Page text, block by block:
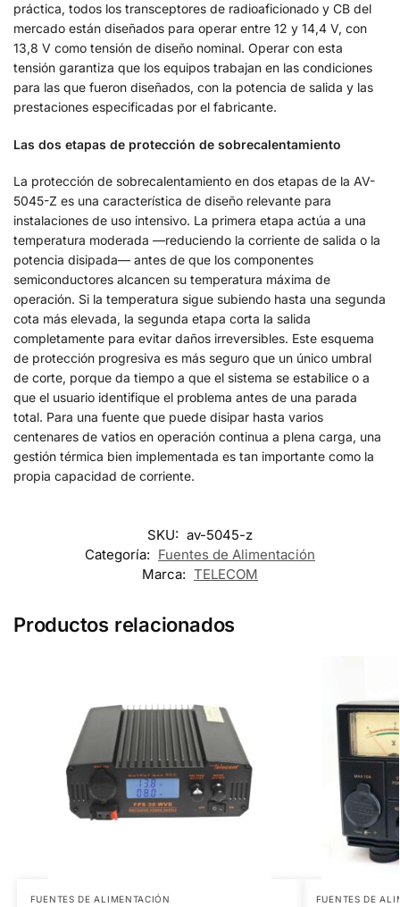
práctica, todos los transceptores de radioaficionado y CB del
mercado están diseñados para operar entre 12 y 14,4 V, con
13,8 V como tensión de diseño nominal. Operar con esta
tensión garantiza que los equipos trabajan en las condiciones
para las que fueron diseñados, con la potencia de salida y las
prestaciones especificadas por el fabricante.
Las dos etapas de protección de sobrecalentamiento
La protección de sobrecalentamiento en dos etapas de la AV-
5045-Z es una característica de diseño relevante para
instalaciones de uso intensivo. La primera etapa actúa a una
temperatura moderada —reduciendo la corriente de salida o la
potencia disipada— antes de que los componentes
semiconductores alcancen su temperatura máxima de
operación. Si la temperatura sigue subiendo hasta una segunda
cota más elevada, la segunda etapa corta la salida
completamente para evitar daños irreversibles. Este esquema
de protección progresiva es más seguro que un único umbral
de corte, porque da tiempo a que el sistema se estabilice o a
que el usuario identifique el problema antes de una parada
total. Para una fuente que puede disipar hasta varios
centenares de vatios en operación continua a plena carga, una
gestión térmica bien implementada es tan importante como la
propia capacidad de corriente.
SKU: av-5045-z
Categoría: Fuentes de Alimentación
Marca: TELECOM
Productos relacionados
FUENTES DE ALIMENTACIÓN FUENTES DE